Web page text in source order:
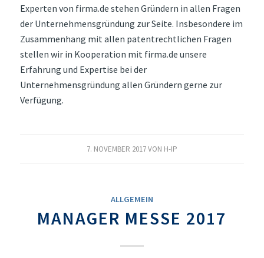
Experten von firma.de stehen Gründern in allen Fragen
der Unternehmensgründung zur Seite. Insbesondere im
Zusammenhang mit allen patentrechtlichen Fragen
stellen wir in Kooperation mit firma.de unsere
Erfahrung und Expertise bei der
Unternehmensgründung allen Gründern gerne zur
Verfügung.
7. NOVEMBER 2017VON H-IP
ALLGEMEIN
MANAGER MESSE 2017